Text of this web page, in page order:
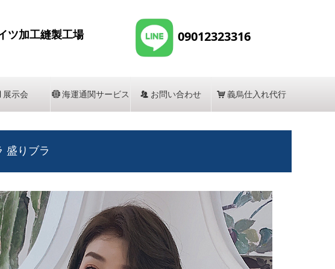
ツ加工縫製工場 09012323316
展示会 뀁 海運通関サービス 뀡 お問い合わせ 낙 義烏仕入れ代行
盛りブラ